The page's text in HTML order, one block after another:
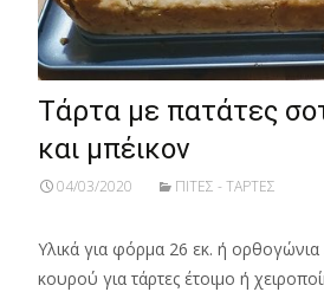
Τάρτα με πατάτες
και μπέικον
04/03/2020 ΠΙΤΕΣ - ΤΑΡΤΕΣ
Υλικά για φόρμα 26 εκ. ή
κουρού για τάρτες έτοιμο ή